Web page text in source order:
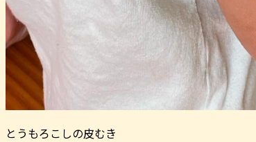
とうもろこしの皮むき